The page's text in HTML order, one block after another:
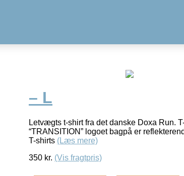
– L
Letvægts t-shirt fra det danske Doxa Run.
“TRANSITION” logoet bagpå er
T-shirts (Læs mere)
350 kr. (Vis fragtpris)